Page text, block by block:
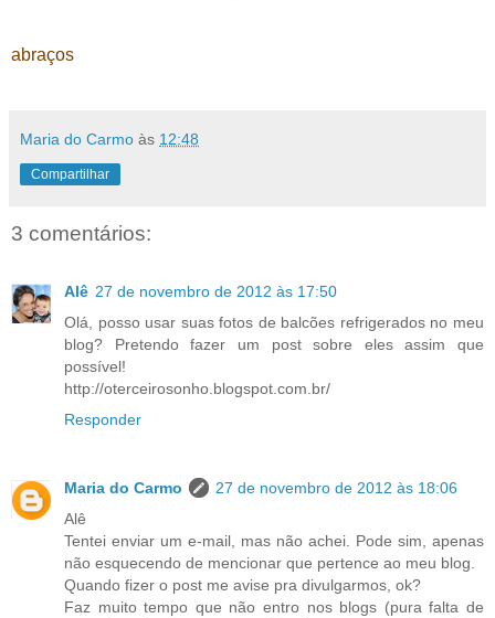
abraços
Maria do Carmo às 12:48
Compartilhar
3 comentários:
Alê 27 de novembro de 2012 às 17:50
Olá, posso usar suas fotos de balcões refrigerados no meu
blog? Pretendo fazer um post sobre eles assim que
possível!
http://oterceirosonho.blogspot.com.br/
Responder
Maria do Carmo
27 de novembro de 2012 às 18:06
Alê
Tentei enviar um e-mail, mas não achei. Pode sim, apenas
não esquecendo de mencionar que pertence ao meu blog.
Quando fizer o post me avise pra divulgarmos, ok?
Faz muito tempo que não entro nos blogs (pura falta de